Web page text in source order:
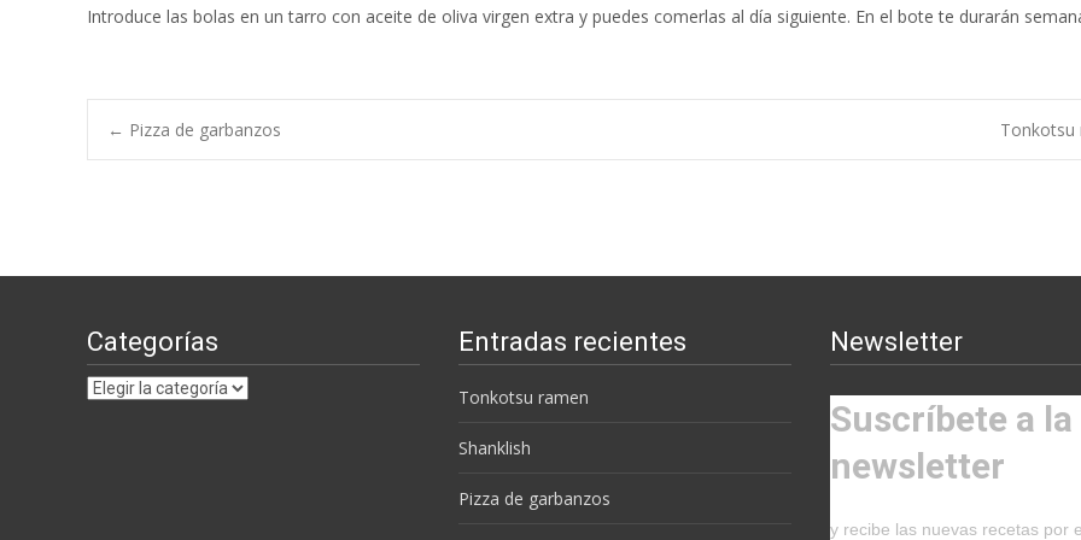
Introduce las bolas en un tarro con aceite de oliva virgen extra y puedes comerlas al día siguiente. En el bote te durarán
Navegación
entradas
← Pizza de garbanzos Tonkotsu
Categorías
Categorías
Entradas recientes
Tonkotsu ramen
Shanklish
Pizza de garbanzos
Newsletter
Suscríbete a la
newsletter
y recibe las nuevas recetas por